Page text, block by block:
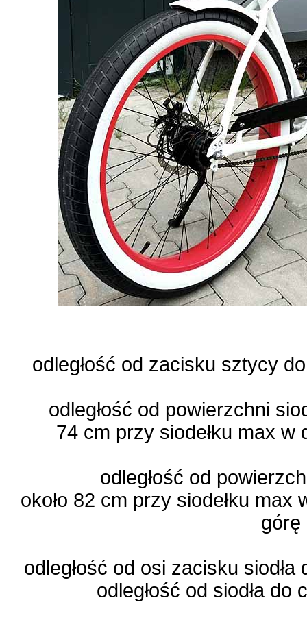
odległość od zacisku sztycy
odległość od powierzchni
74 cm przy siodełku max w
odległość od
około 82 cm przy siodełku max
górę
odległość od osi zacisku
odległość od siodła do